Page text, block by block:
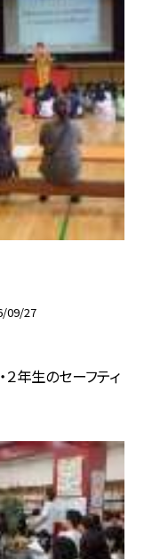
09/27
２年生のセーフティ